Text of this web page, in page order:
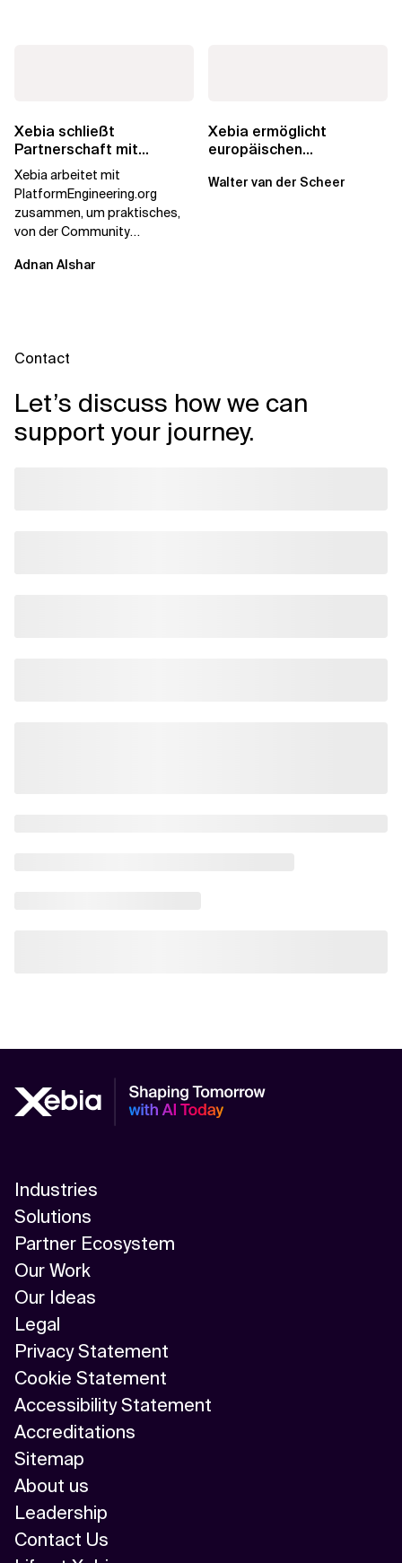
Xebia schließt
Partnerschaft mit
PlatformEngineering.org
Xebia arbeitet mit
PlatformEngineering.org
zusammen, um praktisches,
von der Community
Engineering voranzutreiben,
Adnan Alshar
Xebia ermöglicht
europäischen
Übernahme der AWS
Walter van der Scheer
Contact
Let’s discuss how we can
support your journey.
Industries
Solutions
Partner Ecosystem
Our Work
Our Ideas
Legal
Privacy Statement
Cookie Statement
Accessibility Statement
Accreditations
Sitemap
About us
Leadership
Contact Us